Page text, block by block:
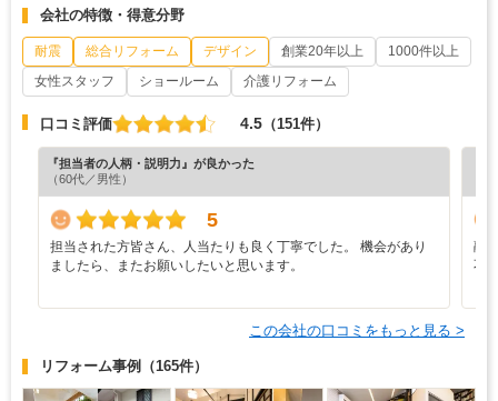
会社の特徴・得意分野
耐震 総合リフォーム デザイン 創業20年以上
1000件以上
女性スタッフ
ショールーム 介護リフォーム
口コミ評価 4.5 （151件）
『担当者の人柄・説明力』が良かった
（60代／男性）
5
担当された方皆さん、人当たりも良く丁寧でした。 機会があり
ましたら、またお願いしたいと思います。
融
不
この会社の口コミをもっと見る >
リフォーム事例 （165件）